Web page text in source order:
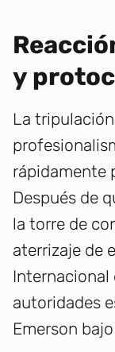
y
La
rápidamente
Después de
la torre de
aterrizaje de
Internacional
autoridades
Emerson